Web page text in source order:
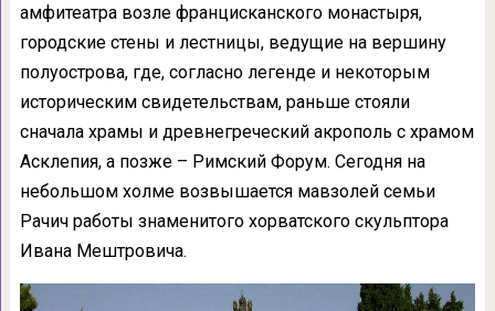
амфитеатра возле францисканского монастыря,
городские стены и лестницы, ведущие на вершину
полуострова, где, согласно легенде и некоторым
историческим свидетельствам, раньше стояли
сначала храмы и древнегреческий акрополь с храмом
Асклепия, а позже – Римский Форум. Сегодня на
небольшом холме возвышается мавзолей семьи
Рачич работы знаменитого хорватского скульптора
Ивана Мештровича.